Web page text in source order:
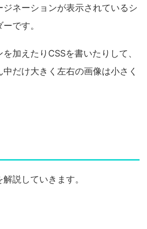
ネーションが表示されているシ
です。
加えたりCSSを書いたりして、
だけ大きく左右の画像は小さく
説していきます。